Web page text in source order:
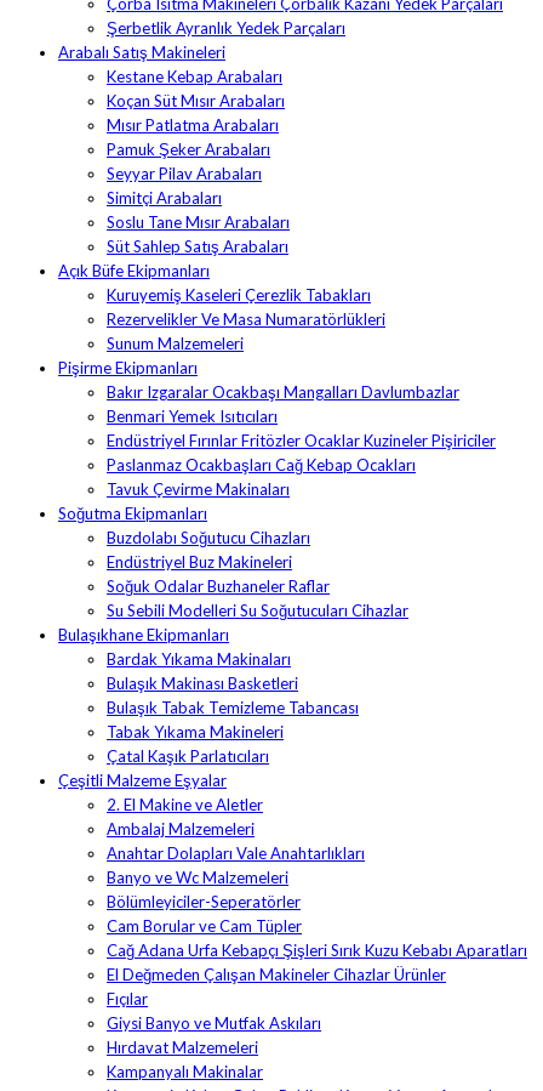
Şerbetlik Ayranlık Yedek Parçaları
Arabalı Satış Makineleri
Kestane Kebap Arabaları
Koçan Süt Mısır Arabaları
Mısır Patlatma Arabaları
Pamuk Şeker Arabaları
Seyyar Pilav Arabaları
Simitçi Arabaları
Soslu Tane Mısır Arabaları
Süt Sahlep Satış Arabaları
Açık Büfe Ekipmanları
Kuruyemiş Kaseleri Çerezlik Tabakları
Rezervelikler Ve Masa Numaratörlükleri
Sunum Malzemeleri
Pişirme Ekipmanları
Bakır Izgaralar Ocakbaşı Mangalları Davlumbazlar
Benmari Yemek Isıtıcıları
Endüstriyel Fırınlar Fritözler Ocaklar Kuzineler Pişiriciler
Paslanmaz Ocakbaşları Cağ Kebap Ocakları
Tavuk Çevirme Makinaları
Soğutma Ekipmanları
Buzdolabı Soğutucu Cihazları
Endüstriyel Buz Makineleri
Soğuk Odalar Buzhaneler Raflar
Su Sebili Modelleri Su Soğutucuları Cihazlar
Bulaşıkhane Ekipmanları
Bardak Yıkama Makinaları
Bulaşık Makinası Basketleri
Bulaşık Tabak Temizleme Tabancası
Tabak Yıkama Makineleri
Çatal Kaşık Parlatıcıları
Çeşitli Malzeme Eşyalar
2. El Makine ve Aletler
Ambalaj Malzemeleri
Anahtar Dolapları Vale Anahtarlıkları
Banyo ve Wc Malzemeleri
Bölümleyiciler-Seperatörler
Cam Borular ve Cam Tüpler
Cağ Adana Urfa Kebapçı Şişleri Sırık Kuzu Kebabı Aparatları
El Değmeden Çalışan Makineler Cihazlar Ürünler
Fıçılar
Giysi Banyo ve Mutfak Askıları
Hırdavat Malzemeleri
Kampanyalı Makinalar